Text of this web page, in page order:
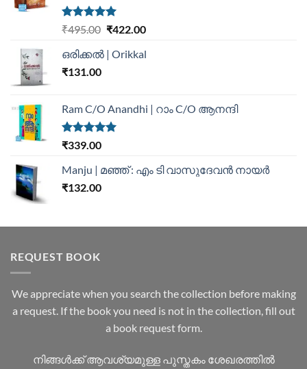
Rated5.00
₹495.00 ₹422.00
ഒരിക്കൽ | Orikkal
₹131.00
Ram C/O Anandhi | റാം C/O ആനന്ദി
Rated5.00
₹339.00
Manju | മഞ്ഞ് : എം ടി വാസുദേവന്‍ നായര്‍
₹132.00
REQUEST BOOK
We appreciate when you search the collection before making
a request. If the book you need is not in the collection, fill out
a book request form.
നിങ്ങൾക്ക് ആവശ്യമുള്ള പുസ്തകം ശേഖരത്തിൽ